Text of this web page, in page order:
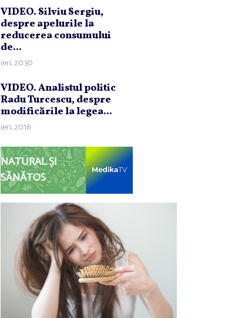
VIDEO. Silviu Sergiu,
despre apelurile la
reducerea consumului
de...
ieri, 20:30
VIDEO. Analistul politic
Radu Turcescu, despre
modificările la legea...
ieri, 20:16
NATURAL ȘI
SĂNĂTOS